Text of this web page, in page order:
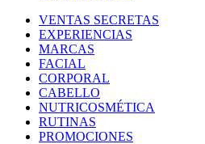
VENTAS SECRETAS
EXPERIENCIAS
MARCAS
FACIAL
CORPORAL
CABELLO
NUTRICOSMÉTICA
RUTINAS
PROMOCIONES